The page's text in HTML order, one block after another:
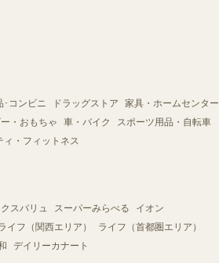
･コンビニ ドラッグストア
家具・ホームセンター
・おもちゃ 車・バイク
スポーツ用品・自転車
ィ・フィットネス
スバリュ スーパーみらべる
イオン
イフ（関西エリア）
ライフ（首都圏エリア）
デイリーカナート